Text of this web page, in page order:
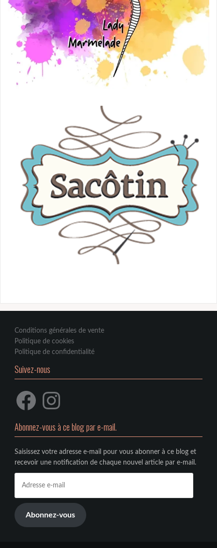
Conditions générales de vente
Politique de cookies
Politique de confidentialité
Suivez-nous
Facebook Instagram
Abonnez-vous à ce blog par e-mail.
Saisissez votre adresse e-mail pour vous abonner à ce blog et
recevoir une notification de chaque nouvel article par e-mail.
mail
Abonnez-vous